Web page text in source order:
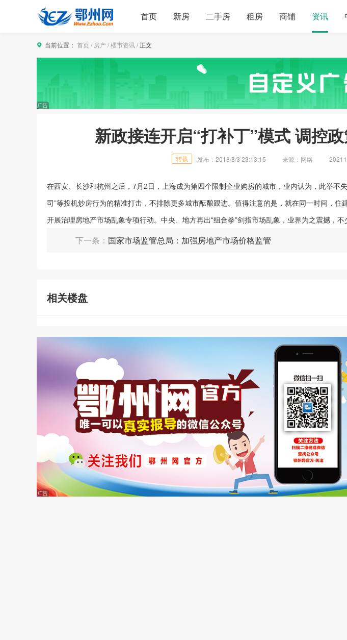
首页 新房 二手房 租房 商铺 资讯
当前位置： 首页/ 房产/楼市资讯/正文
新政接连开启“打补丁”模式 调控
转载 发布：2018/8/3 23:13:15 来源：网络
在西安、长沙和杭州之后，7月2日，上海成为第四个限制企业购房的城市 ，业内认为，此举不
司”等投机炒房行为的精准打击，不排除更多城市酝酿跟进。值得注意的是，就在同一时间， 住
开展治理房地产市场乱象专项行动。中央、地方再出“组合拳”剑指市场乱象，业界为之震撼，不
下一条： 国家市场监管总局：加强房地产市场价格监管
相关楼盘